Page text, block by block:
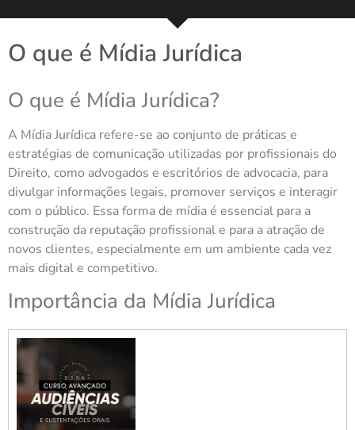
O que é Mídia Jurídica
O que é Mídia Jurídica?
A Mídia Jurídica refere-se ao conjunto de práticas e
estratégias de comunicação utilizadas por profissionais do
Direito, como advogados e escritórios de advocacia, para
divulgar informações legais, promover serviços e interagir
com o público. Essa forma de mídia é essencial para a
construção da reputação profissional e para a atração de
novos clientes, especialmente em um ambiente cada vez
mais digital e competitivo.
Importância da Mídia Jurídica